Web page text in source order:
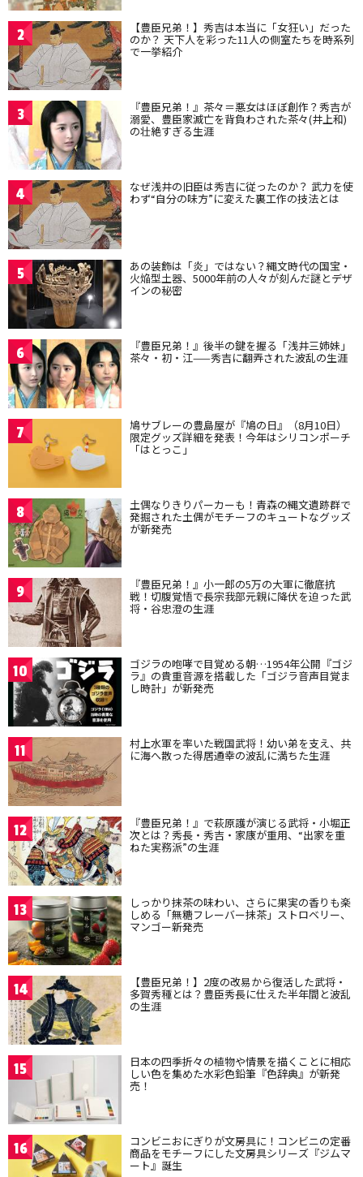
2 【豊臣兄弟！】秀吉は本当に「女狂い」だった
のか？ 天下人を彩った11人の側室たちを時系列
で一挙紹介
3 『豊臣兄弟！』茶々＝悪女はほぼ創作？秀吉が
溺愛、豊臣家滅亡を背負わされた茶々(井上和)
の壮絶すぎる生涯
4 なぜ浅井の旧臣は秀吉に従ったのか？ 武力を使
わず“自分の味方”に変えた裏工作の技法とは
5 あの装飾は「炎」ではない？縄文時代の国宝・
火焔型土器、5000年前の人々が刻んだ謎とデザ
インの秘密
6 『豊臣兄弟！』後半の鍵を握る「浅井三姉妹」
茶々・初・江——秀吉に翻弄された波乱の生涯
7 鳩サブレーの豊島屋が『鳩の日』（8月10日）
限定グッズ詳細を発表！今年はシリコンポーチ
「はとっこ」
8 土偶なりきりパーカーも！青森の縄文遺跡群で
発掘された土偶がモチーフのキュートなグッズ
が新発売
9 『豊臣兄弟！』小一郎の5万の大軍に徹底抗
戦！切腹覚悟で長宗我部元親に降伏を迫った武
将・谷忠澄の生涯
10 ゴジラの咆哮で目覚める朝…1954年公開『ゴジ
ラ』の貴重音源を搭載した「ゴジラ音声目覚ま
し時計」が新発売
11 村上水軍を率いた戦国武将！幼い弟を支え、共
に海へ散った得居通幸の波乱に満ちた生涯
12 『豊臣兄弟！』で萩原護が演じる武将・小堀正
次とは？秀長・秀吉・家康が重用、“出家を重
ねた実務派”の生涯
13 しっかり抹茶の味わい、さらに果実の香りも楽
しめる「無糖フレーバー抹茶」ストロベリー、
マンゴー新発売
14 【豊臣兄弟！】2度の改易から復活した武将・
多賀秀種とは？豊臣秀長に仕えた半年間と波乱
の生涯
15 日本の四季折々の植物や情景を描くことに相応
しい色を集めた水彩色鉛筆『色辞典』が新発
売！
16 コンビニおにぎりが文房具に！コンビニの定番
商品をモチーフにした文房具シリーズ『ジムマ
ート』誕生